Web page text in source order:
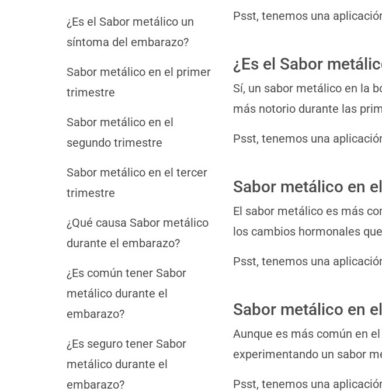
¿Es el Sabor metálico un
síntoma del embarazo?
Sabor metálico en el primer
trimestre
Sabor metálico en el
segundo trimestre
Sabor metálico en el tercer
trimestre
¿Qué causa Sabor metálico
durante el embarazo?
¿Es común tener Sabor
metálico durante el
embarazo?
¿Es seguro tener Sabor
metálico durante el
embarazo?
Psst, tenemos una
¿Es el Sabor
Sí, un sabor metálico en la
más notorio durante las
Psst, tenemos una
Sabor metálico en
El sabor metálico es más
los cambios hormonales
Psst, tenemos una
Sabor metálico en
Aunque es más común en
experimentando un sabor
Psst, tenemos una